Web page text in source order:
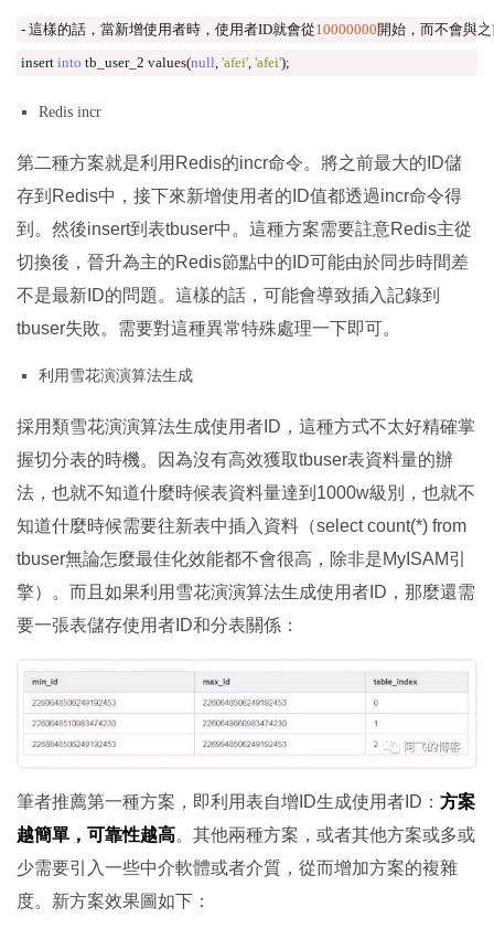
- 這樣的話，當新增使用者時，使用者ID就會從10000000開始，而不會與
insert into tb_user_2 values(null 'afei' 'afei');
Redis incr
第二種方案就是利用Redis的incr命令。將之前最大的ID儲
存到Redis中，接下來新增使用者的ID值都透過incr命令得
到。然後insert到表tbuser中。這種方案需要註意Redis主從
切換後，晉升為主的Redis節點中的ID可能由於同步時間差
不是最新ID的問題。這樣的話，可能會導致插入記錄到
tbuser失敗。需要對這種異常特殊處理一下即可。
利用雪花演演算法生成
採用類雪花演演算法生成使用者ID，這種方式不太好精確掌
握切分表的時機。因為沒有高效獲取tbuser表資料量的辦
法，也就不知道什麼時候表資料量達到1000w級別，也就不
知道什麼時候需要往新表中插入資料（select count(*) from
tbuser無論怎麼最佳化效能都不會很高，除非是MyISAM引
擎）。而且如果利用雪花演演算法生成使用者ID，那麼還需
要一張表儲存使用者ID和分表關係：
筆者推薦第一種方案，即利用表自增ID生成使用者ID： 方案
越簡單，可靠性越高。其他兩種方案，或者其他方案或多或
少需要引入一些中介軟體或者介質，從而增加方案的複雜
度。新方案效果圖如下：